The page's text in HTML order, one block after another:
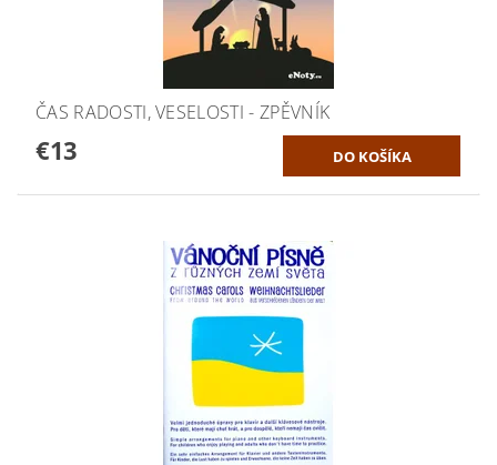
ČAS RADOSTI, VESELOSTI - ZPĚVNÍK
€13